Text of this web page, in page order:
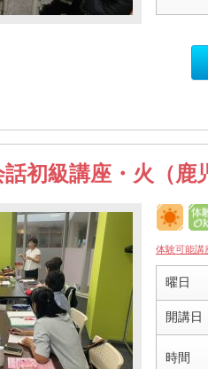
初級講座・火（鹿
体験可能講
曜日
開講日
時間